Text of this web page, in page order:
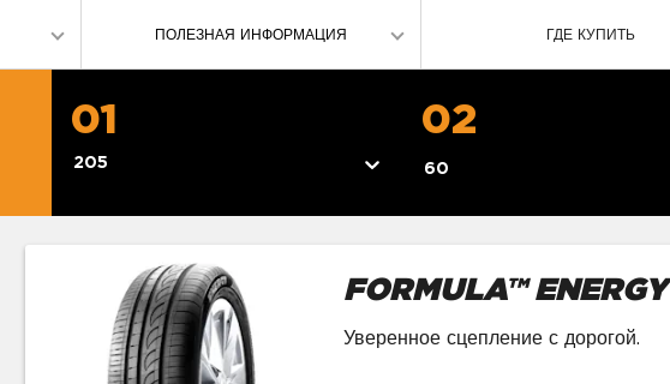
ПОЛЕЗНАЯ ИНФОРМАЦИЯ ГДЕ КУПИТЬ
01
205
02
60
FORMULA™ ENERGY
Уверенное сцепление с дорогой.